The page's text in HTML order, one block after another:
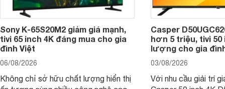
Sony K-65S20M2 giảm giá mạnh,
tivi 65 inch 4K đáng mua cho gia
đình Việt
06/08/2026
Không chỉ sở hữu chất lượng hiển thị
Casper
hơn 5 triệu, tivi 50
lượng cho gia
03/08/2026
Với nhu cầu giải trí